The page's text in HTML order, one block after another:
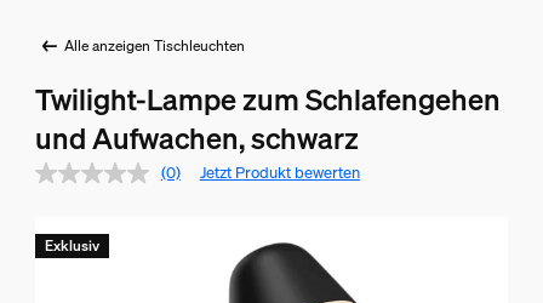
Alle anzeigen Tischleuchten
Twilight-Lampe zum Schlafengehen
und Aufwachen, schwarz
(0) Jetzt Produkt bewerten
Exklusiv